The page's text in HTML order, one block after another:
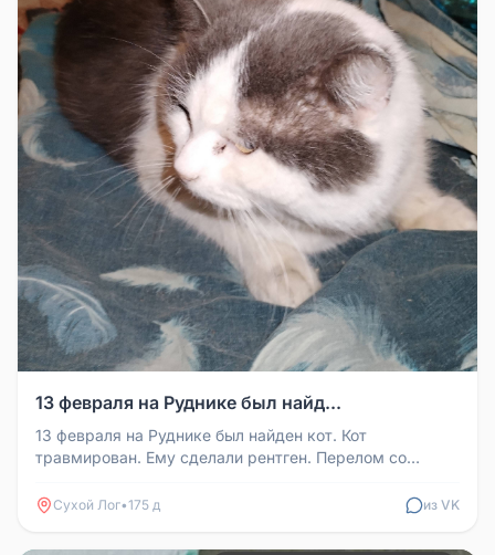
13 февраля на Руднике был найд...
13 февраля на Руднике был найден кот. Кот
травмирован. Ему сделали рентген. Перелом со
Сухой Лог•175 д из VK